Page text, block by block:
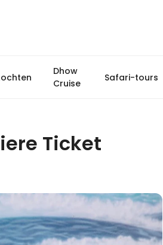
Dhow
Cruise
Safari-tours
Ticket